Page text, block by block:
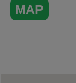
MAP